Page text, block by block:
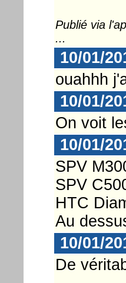
Publié via
...
10/01/
ouahhh
10/01/
On voit
10/01/
SPV
SPV
HTC
Au
10/01/
De